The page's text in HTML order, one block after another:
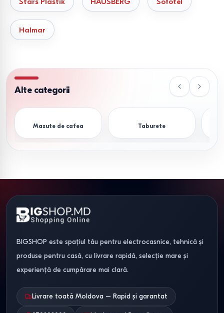
acel set, a carui aspect si calitate nu va lasa pe nimeni
indiferent. Cel mai mare internet magazin de mobila este
la dispozitia dvs. Seturi de mobila pentru gradina si picnic
producatori din tara si din strainatate. Va oferim garantie,
calitate, montare, preturi accesibile si livrare prin toata
Moldova. Rapid, Sigur si Econom cu cea ea mai buna rata
de creditare.
Moldova!!!
Halmar
Alte categorii
Masute de cafea Taburete
BIGSHOP este spațiul tău pentru electrocasnice, tehnică și
produse pentru casă, cu livrare rapidă, selecție mare și
experiență de cumpărare mai clară.
Livrare toată Moldova – Rapid și garantat